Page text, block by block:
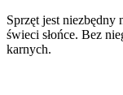
Sprzęt jest niezbędny
świeci słońce. Bez
karnych.